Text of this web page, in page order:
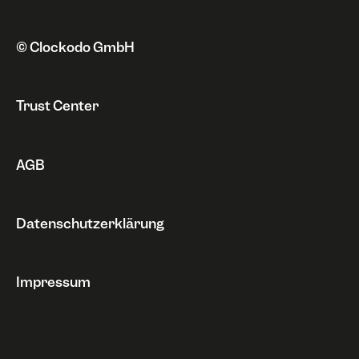
Integrationen
Rechnungen
Sonstiges
© Clockodo GmbH
Trust Center
AGB
Datenschutzerklärung
Impressum